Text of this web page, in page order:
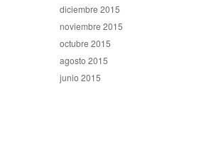
diciembre 2015
noviembre 2015
octubre 2015
agosto 2015
junio 2015